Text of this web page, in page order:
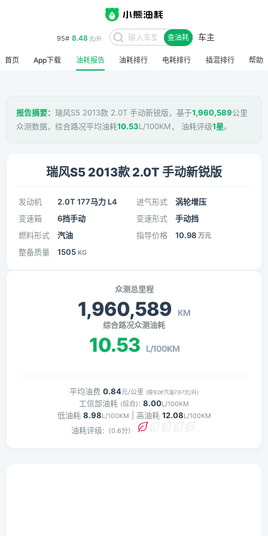
95# 8.48 元/升 查油耗 车主
首页 App下载 油耗报告 油耗排行 电耗排行 插混排行 帮助
报告摘要： 瑞风S5 2013款 2.0T 手动新锐版，基于1,960,589公里
众测数据，综合路况平均油耗10.53L/100KM， 油耗评级1星。
瑞风S5 2013款 2.0T 手动新锐版
发动机 2.0T 177马力 L4 进气形式
涡轮增压
变速箱
6挡手动 变速形式
手动挡
燃料形式
汽油 指导价格 10.98 万元
整备质量 1505 KG
众测总里程
1,960,589 KM
综合路况众测油耗
10.53 L/100KM
平均油费 0.84元/公里 (按92#汽油7.97元/升)
工信部油耗 (综合): 8.00L/100KM
低油耗 8.98L/100KM | 高油耗 12.08L/100KM
油耗评级: （0.6分）